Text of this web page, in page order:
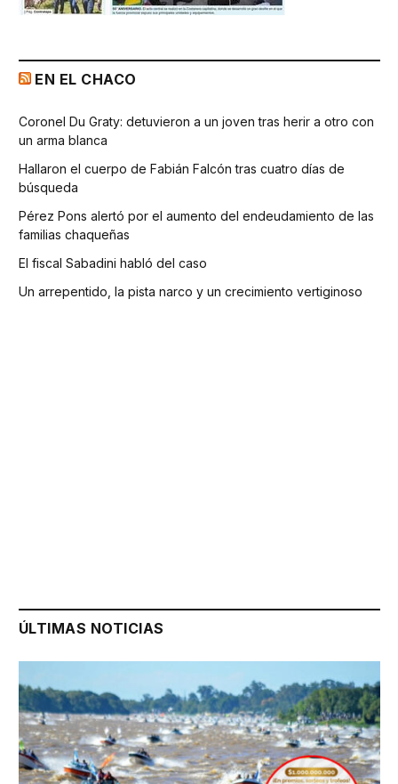
EN EL CHACO
Coronel Du Graty: detuvieron a un joven tras herir a otro con
un arma blanca
Hallaron el cuerpo de Fabián Falcón tras cuatro días de
búsqueda
Pérez Pons alertó por el aumento del endeudamiento de las
familias chaqueñas
El fiscal Sabadini habló del caso
Un arrepentido, la pista narco y un crecimiento vertiginoso
ÚLTIMAS NOTICIAS